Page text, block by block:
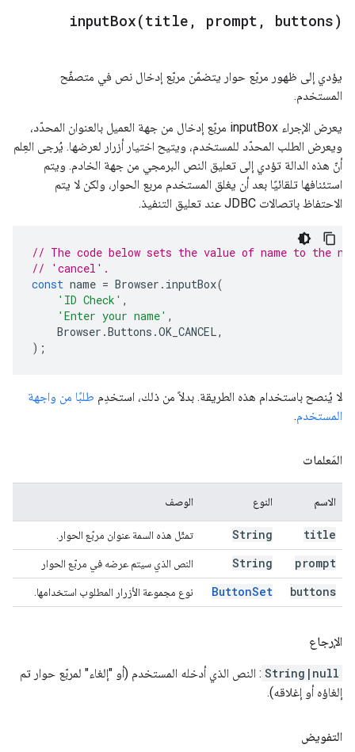
inputBox(title , prompt , buttons)
يؤدي إلى ظهور مربّع حوار يتضمّن مربّع إدخال نص في متصفّح
المستخدم.
يعرض الإجراء inputBox مربّع إدخال من جهة العميل بالعنوان المحدّد،
ويعرض الطلب المحدّد للمستخدم، ويتيح اختيار أزرار لعرضها. يُرجى العِلم
أنّ هذه الدالة تؤدي إلى تعليق النص البرمجي من جهة الخادم. ويتم
استئنافها تلقائيًا بعد أن يغلق المستخدم مربع الحوار، ولكن لا يتم
الاحتفاظ باتصالات JDBC عند تعليق التنفيذ.
// The code below sets the value of name to the
// 'cancel'.
const name = Browser . inputBox(
'ID Check' ,
'Enter your name' ,
Browser .Buttons .OK_CANCEL,
);
لا يُنصح باستخدام هذه الطريقة. بدلاً من ذلك، استخدِم طلبًا من واجهة
المستخدم.
المَعلمات
الاسم النوع الوصف
title
String تمثّل هذه السمة عنوان مربّع الحوار.
prompt
String النص الذي سيتم عرضه في مربّع الحوار
buttons
ButtonSet نوع مجموعة الأزرار المطلوب استخدامها.
الإرجاع
String|null : النص الذي أدخله المستخدم (أو "إلغاء" لمربّع حوار تم
إلغاؤه أو إغلاقه).
التفويض